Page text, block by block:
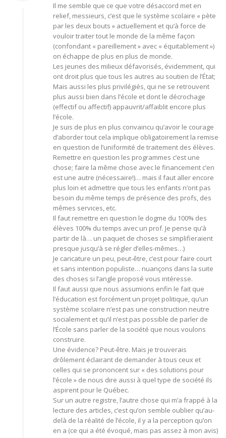
Il me semble que ce que votre désaccord met en
relief, messieurs, c’est que le système scolaire « pète
par les deux bouts » actuellement et qu’à force de
vouloir traiter tout le monde de la même façon
(confondant « pareillement » avec « équitablement »)
on échappe de plus en plus de monde.
Les jeunes des milieux défavorisés, évidemment, qui
ont droit plus que tous les autres au soutien de l’État;
Mais aussi les plus privilégiés, qui ne se retrouvent
plus aussi bien dans l’école et dont le décrochage
(effectif ou affectif) appauvrit/affaiblit encore plus
l’école.
Je suis de plus en plus convaincu qu’avoir le courage
d’aborder tout cela implique obligatoirement la remise
en question de l’uniformité de traitement des élèves.
Remettre en question les programmes c’est une
chose; faire la même chose avec le financement c’en
est une autre (nécessaire!)… mais il faut aller encore
plus loin et admettre que tous les enfants n’ont pas
besoin du même temps de présence des profs, des
mêmes services, etc.
Il faut remettre en question le dogme du 100% des
élèves 100% du temps avec un prof. Je pense qu’à
partir de là… un paquet de choses se simplifieraient
presque jusqu’à se régler d’elles-mêmes…)
Je caricature un peu, peut-être, c’est pour faire court
et sans intention populiste… nuançons dans la suite
des choses si l’angle proposé vous intéresse.
Il faut aussi que nous assumions enfin le fait que
l’éducation est forcément un projet politique, qu’un
système scolaire n’est pas une construction neutre
socialement et qu’il n’est pas possible de parler de
l’École sans parler de la société que nous voulons
construire.
Une évidence? Peut-être. Mais je trouverais
drôlement éclairant de demander à tous ceux et
celles qui se prononcent sur « des solutions pour
l’école » de nous dire aussi à quel type de société ils
aspirent pour le Québec.
Sur un autre registre, l’autre chose qui m’a frappé à la
lecture des articles, c’est qu’on semble oublier qu’au-
delà de la réalité de l’école, il y a la perception qu’on
en a (ce qui a été évoqué, mais pas assez à mon avis)